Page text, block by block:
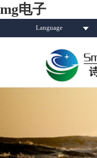
mg电子
Language